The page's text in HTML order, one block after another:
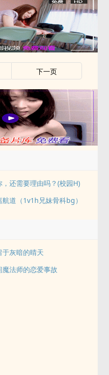
下一页
，还需要理由吗？(校园H)
航道（1v1h兄妹骨科bg）
于灰暗的晴天
魔法师的恋爱事故